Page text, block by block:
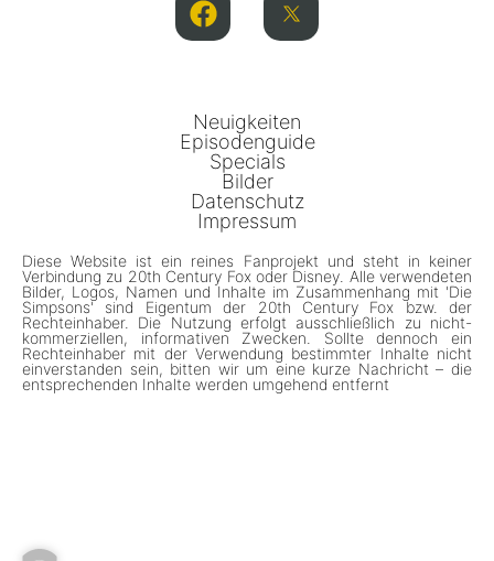
Neuigkeiten
Episodenguide
Specials
Bilder
Datenschutz
Impressum
Diese Website ist ein reines Fanprojekt und steht in keiner
Verbindung zu 20th Century Fox oder Disney. Alle verwendeten
Bilder, Logos, Namen und Inhalte im Zusammenhang mit 'Die
Simpsons' sind Eigentum der 20th Century Fox bzw. der
Rechteinhaber. Die Nutzung erfolgt ausschließlich zu nicht-
kommerziellen, informativen Zwecken. Sollte dennoch ein
Rechteinhaber mit der Verwendung bestimmter Inhalte nicht
einverstanden sein, bitten wir um eine kurze Nachricht – die
entsprechenden Inhalte werden umgehend entfernt